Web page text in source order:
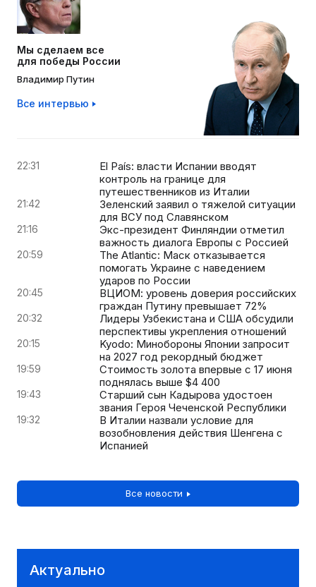
Мы сделаем все
для победы России
Владимир Путин
Все интервью
22:31
El País: власти Испании вводят
контроль на границе для
путешественников из Италии
21:42
Зеленский заявил о тяжелой ситуации
для ВСУ под Славянском
21:16
Экс-президент Финляндии отметил
важность диалога Европы с Россией
20:59
The Atlantic: Маск отказывается
помогать Украине с наведением
ударов по России
20:45
ВЦИОМ: уровень доверия российских
граждан Путину превышает 72%
20:32
Лидеры Узбекистана и США обсудили
перспективы укрепления отношений
20:15
Kyodo: Минобороны Японии запросит
на 2027 год рекордный бюджет
19:59
Стоимость золота впервые с 17 июня
поднялась выше $4 400
19:43
Старший сын Кадырова удостоен
звания Героя Чеченской Республики
19:32
В Италии назвали условие для
возобновления действия Шенгена с
Испанией
Все новости
Актуально